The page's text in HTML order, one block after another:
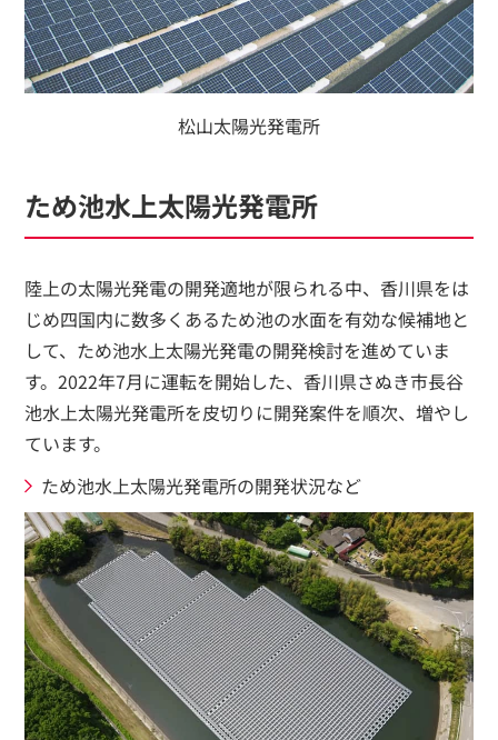
松山太陽光発電所
ため池水上太陽光発電所
陸上の太陽光発電の開発適地が限られる中、香川県をは
じめ四国内に数多くあるため池の水面を有効な候補地と
して、ため池水上太陽光発電の開発検討を進めていま
す。2022年7月に運転を開始した、香川県さぬき市長谷
池水上太陽光発電所を皮切りに開発案件を順次、増やし
ています。
ため池水上太陽光発電所の開発状況など